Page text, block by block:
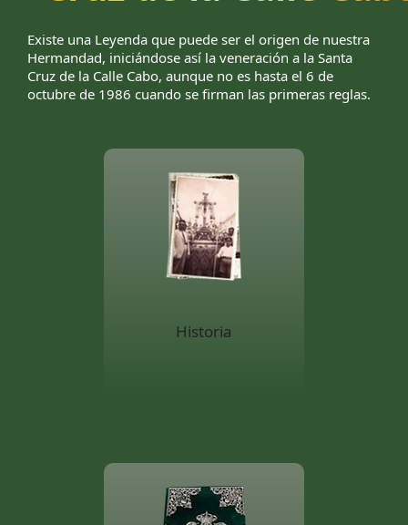
Existe una Leyenda que puede ser el origen de nuestra
Hermandad, iniciándose así la veneración a la Santa
Cruz de la Calle Cabo, aunque no es hasta el 6 de
octubre de 1986 cuando se firman las primeras reglas.
Historia